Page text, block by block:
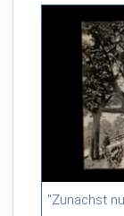
01:11:06 duration